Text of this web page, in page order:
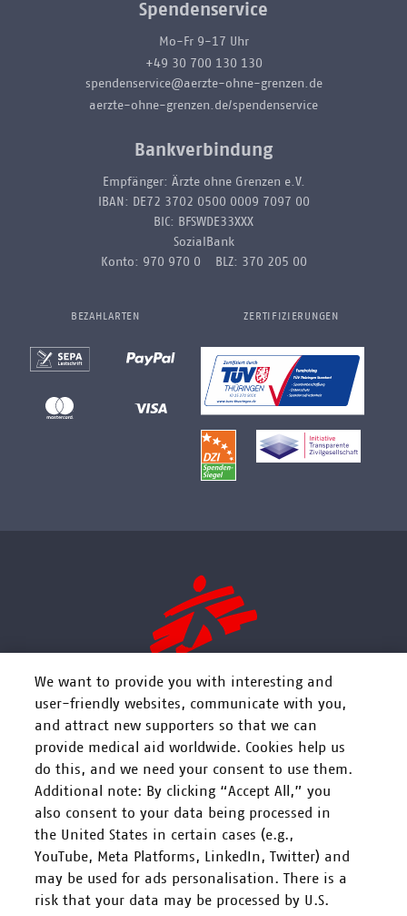
Spendenservice
Mo-Fr 9-17 Uhr
+49 30 700 130 130
spendenservice@aerzte-ohne-grenzen.de
aerzte-ohne-grenzen.de/spendenservice
Bankverbindung
Empfänger: Ärzte ohne Grenzen e.V.
IBAN: DE72 3702 0500 0009 7097 00
BIC: BFSWDE33XXX
SozialBank
Konto: 970 970 0 BLZ: 370 205 00
BEZAHLARTEN ZERTIFIZIERUNGEN
FOLGEN SIE UNS
Mitarbeiten
We want to provide you with interesting and
user-friendly websites, communicate with you,
and attract new supporters so that we can
provide medical aid worldwide. Cookies help us
do this, and we need your consent to use them.
Additional note: By clicking “Accept All,” you
also consent to your data being processed in
the United States in certain cases (e.g.,
YouTube, Meta Platforms, LinkedIn, Twitter) and
may be used for ads personalisation. There is a
risk that your data may be processed by U.S.